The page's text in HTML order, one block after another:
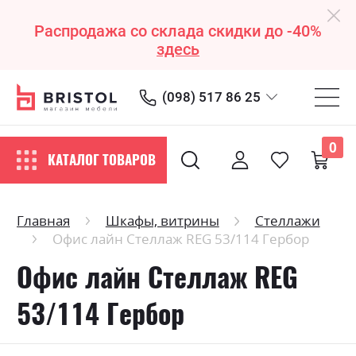
Распродажа со склада скидки до -40%
здесь
(098) 517 86 25
КАТАЛОГ ТОВАРОВ
0
Главная Шкафы, витрины
Стеллажи
Офис лайн Стеллаж REG 53/114 Гербор
Офис лайн Стеллаж REG
53/114 Гербор